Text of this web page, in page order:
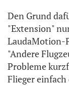
Den Grund
"Extension"
LaudaMotion-
"Andere
Probleme
Flieger